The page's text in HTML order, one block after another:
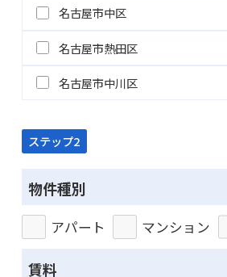
名古屋市中区
名古屋市熱田区
名古屋市中川区
ステップ2
物件種別
アパート マンション
賃料